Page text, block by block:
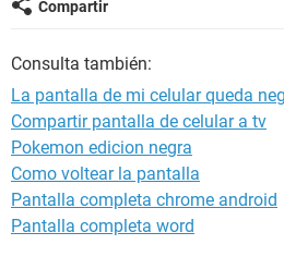
Compartir
Consulta también:
La pantalla de mi celular queda
Compartir pantalla de celular a tv
Pokemon edicion negra
Como voltear la pantalla
Pantalla completa chrome android
Pantalla completa word